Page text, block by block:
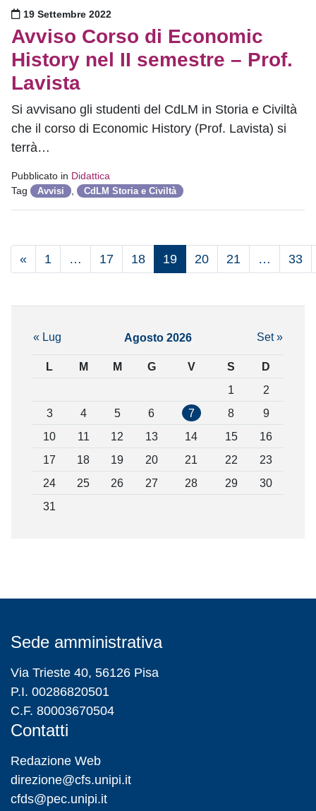
Pubblicato il
19 Settembre 2022
Avviso Corso di Economic
History nel II semestre – Prof.
Lavista
Si avvisano gli studenti del CdLM in Storia e Civiltà
che il corso di Economic History (Prof. Lavista) si
terrà…
Pubblicato in Didattica
Tag
Avvisi CdLM Storia e Civiltà
« 1 … 17 18 19 20 21 … 33
Agosto 2026
L M M G V S D
« Lug Set »
1
2
3
4 5 6 7 8
9
10
11 12 13 14 15
16
17
18 19 20 21 22
23
24
25 26 27 28 29
30
31
Sede amministrativa
Via Trieste 40, 56126 Pisa
P.I. 00286820501
C.F. 80003670504
Contatti
Redazione Web
direzione@cfs.unipi.it
cfds@pec.unipi.it